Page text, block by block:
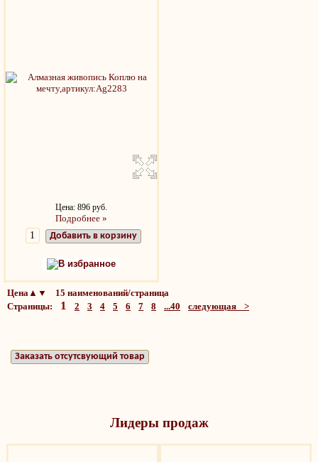
Цена: 896 руб.
Подробнее »
Добавить в корзину
В избранное
Цена▲▼ 15 наименований/страница
Страницы: 1 2 3 4 5 6 7 8 ...40 следующая >
Заказать отсутсвующий товар
Лидеры продаж